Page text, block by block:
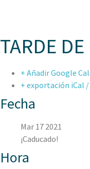
TARDE
+ Añadir Google
+ exportación iCal
Fecha
Mar 17 2021
¡Caducado!
Hora